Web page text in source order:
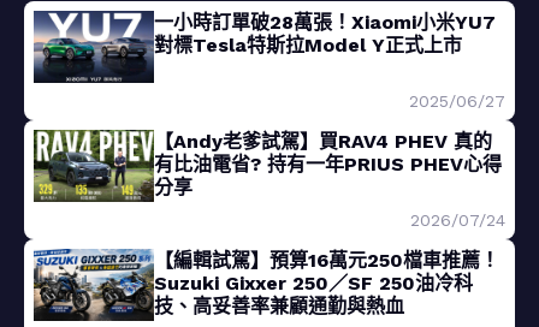
一小時訂單破28萬張！Xiaomi小米YU7
對標Tesla特斯拉Model Y正式上市
2025/06/27
【Andy老爹試駕】買RAV4 PHEV 真的
有比油電省? 持有一年PRIUS PHEV心得
分享
2026/07/24
【編輯試駕】預算16萬元250檔車推薦！
Suzuki Gixxer 250／SF 250油冷科
技、高妥善率兼顧通勤與熱血